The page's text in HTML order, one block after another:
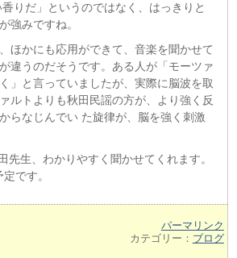
りだ」というのではなく、はっきりと
強みですね。
ほかにも応用ができて、音楽を聞かせて
違うのだそうです。ある人が「モーツァ
」と言っていましたが、実際に脳波を取
ルトよりも秋田民謡の方が、より強く反
らなじんでい た旋律が、脳を強く刺激
先生、わかりやすく聞かせてくれます。
です。
パーマリンク
カテゴリー： ブログ